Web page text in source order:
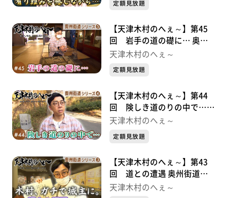
定額見放題
【天津木村のへぇ～】第45
回 岩手の道の礎に… 奥州
街道シリーズ⑤
天津木村のへぇ～
定額見放題
【天津木村のへぇ～】第44
回 険しき道のりの中で…
奥州街道シリーズ④
天津木村のへぇ～
定額見放題
【天津木村のへぇ～】第43
回 道との遭遇 奥州街道シ
リーズ③
天津木村のへぇ～